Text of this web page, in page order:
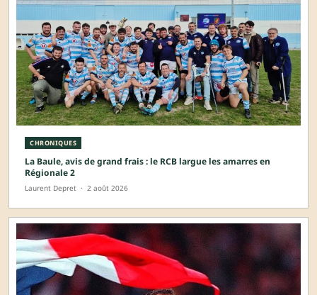
CHRONIQUES
La Baule, avis de grand frais : le RCB largue les amarres en
Régionale 2
Laurent Depret · 2 août 2026